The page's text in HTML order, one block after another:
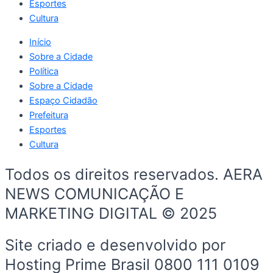
Esportes
Cultura
Início
Sobre a Cidade
Política
Sobre a Cidade
Espaço Cidadão
Prefeitura
Esportes
Cultura
Todos os direitos reservados. AERA
NEWS COMUNICAÇÃO E
MARKETING DIGITAL © 2025
Site criado e desenvolvido por
Hosting Prime Brasil 0800 111 0109